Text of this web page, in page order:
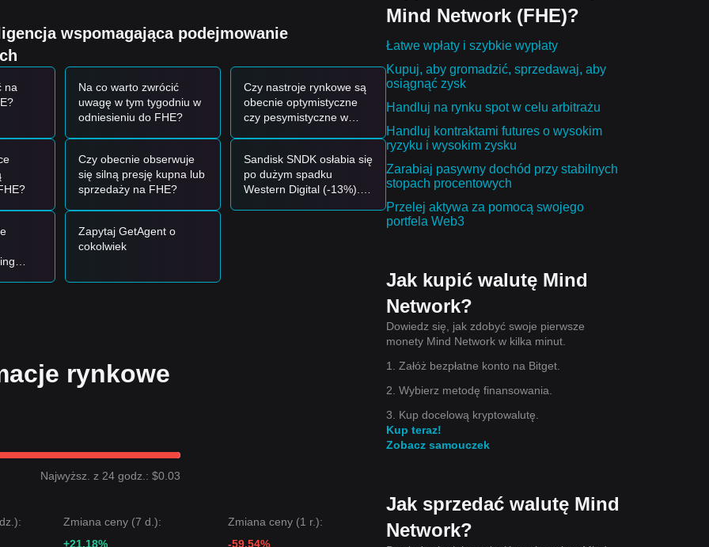
rynkowego analitycy przedstawiają następujące strategie jako punkt
i pojawia się sygnał odbicia, może to stworzyć krótkoterminową
towarzyszy wzrost wolumenu obrotu, może to potwierdzić nowy trend
, rynek może wejść w krótkoterminową fazę korekty, potencjalnie testując
następujące strategie jako punkt odniesienia:
, aby dokonywać zakupów partiami.
przebije
docelowym poziomem może być$0.0550
, kolejnym docelowym poziomem może być
poziomu wsparcia $0.0215 , średnioterminowy trend prawdopodobnie
wspomagająca podejmowanie
na
Na co warto zwrócić
uwagę w tym tygodniu w
odniesieniu do FHE?
Czy nastroje rynkowe są
obecnie optymistyczne
czy pesymistyczne w
Czy obecnie obserwuje
się silną presję kupna lub
sprzedaży na FHE?
Sandisk SNDK osłabia się
po dużym spadku
Western Digital (-13%).
Zapytaj GetAgent o
cokolwiek
rynkowe
Najwyższ. z 24 godz.: $0.03
Zmiana ceny (7 d.):
+21.18%
Zmiana ceny (1 r.):
-59.54%
Mind Network (FHE)?
Łatwe wpłaty i szybkie wypłaty
Kupuj, aby gromadzić, sprzedawaj, aby
osiągnąć zysk
Handluj na rynku spot w celu arbitrażu
Handluj kontraktami futures o wysokim
ryzyku i wysokim zysku
Zarabiaj pasywny dochód przy stabilnych
stopach procentowych
Przelej aktywa za pomocą swojego
portfela Web3
Jak kupić walutę Mind
Network?
Dowiedz się, jak zdobyć swoje pierwsze
monety Mind Network w kilka minut.
1. Załóż bezpłatne konto na Bitget.
2. Wybierz metodę finansowania.
3. Kup docelową kryptowalutę.
Kup teraz!
Zobacz samouczek
Jak sprzedać walutę Mind
Network?